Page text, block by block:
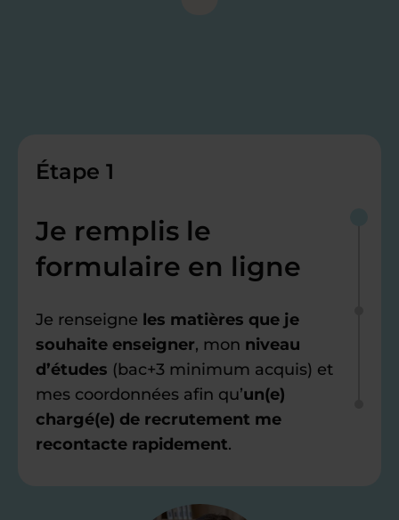
Étape 1
Je remplis le
formulaire en ligne
Je renseigne les matières que je
souhaite enseigner, mon niveau
d’études (bac+3 minimum acquis) et
mes coordonnées afin qu’un(e)
chargé(e) de recrutement me
recontacte rapidement.